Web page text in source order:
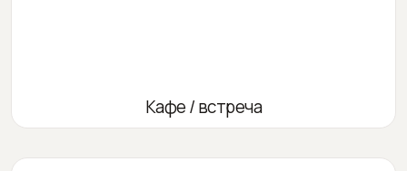
Кафе / встреча